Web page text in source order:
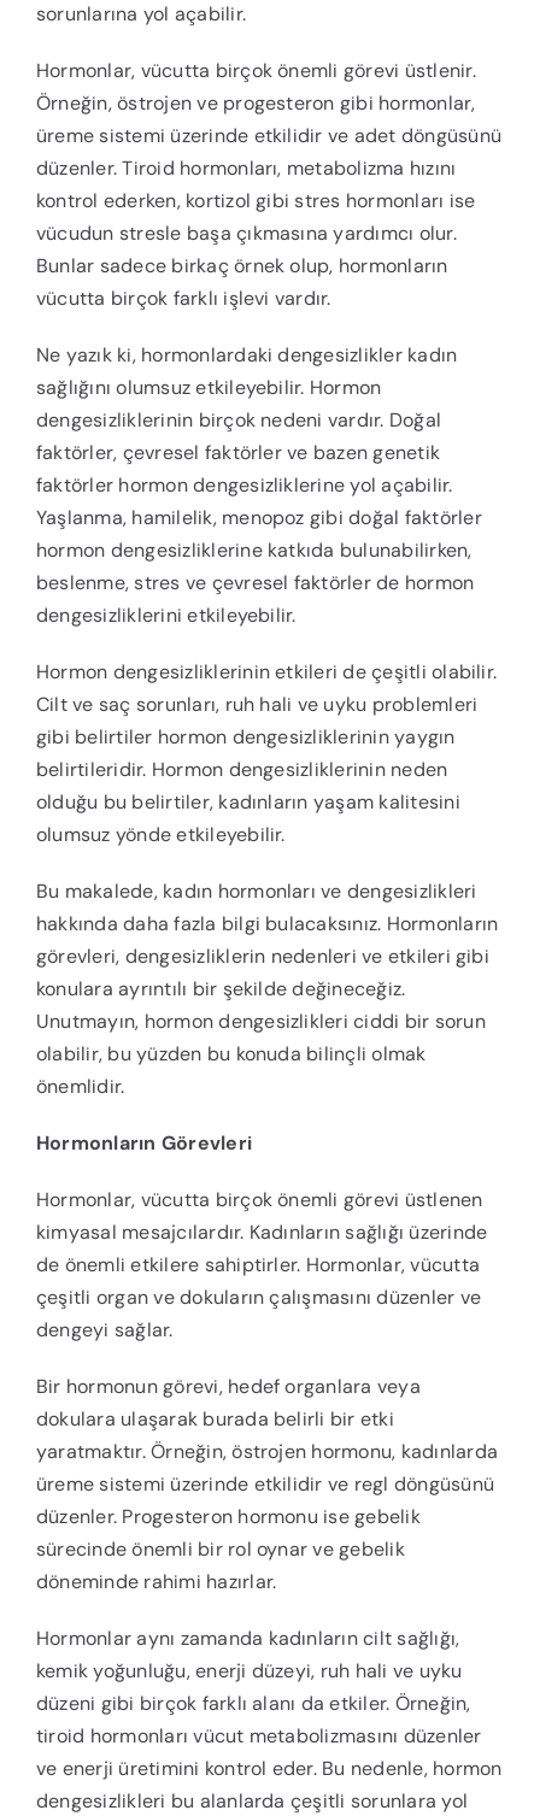
sorunlarına yol açabilir.
Hormonlar, vücutta birçok önemli görevi üstlenir.
Örneğin, östrojen ve progesteron gibi hormonlar,
üreme sistemi üzerinde etkilidir ve adet döngüsünü
düzenler. Tiroid hormonları, metabolizma hızını
kontrol ederken, kortizol gibi stres hormonları ise
vücudun stresle başa çıkmasına yardımcı olur.
Bunlar sadece birkaç örnek olup, hormonların
vücutta birçok farklı işlevi vardır.
Ne yazık ki, hormonlardaki dengesizlikler kadın
sağlığını olumsuz etkileyebilir. Hormon
dengesizliklerinin birçok nedeni vardır. Doğal
faktörler, çevresel faktörler ve bazen genetik
faktörler hormon dengesizliklerine yol açabilir.
Yaşlanma, hamilelik, menopoz gibi doğal faktörler
hormon dengesizliklerine katkıda bulunabilirken,
beslenme, stres ve çevresel faktörler de hormon
dengesizliklerini etkileyebilir.
Hormon dengesizliklerinin etkileri de çeşitli olabilir.
Cilt ve saç sorunları, ruh hali ve uyku problemleri
gibi belirtiler hormon dengesizliklerinin yaygın
belirtileridir. Hormon dengesizliklerinin neden
olduğu bu belirtiler, kadınların yaşam kalitesini
olumsuz yönde etkileyebilir.
Bu makalede, kadın hormonları ve dengesizlikleri
hakkında daha fazla bilgi bulacaksınız. Hormonların
görevleri, dengesizliklerin nedenleri ve etkileri gibi
konulara ayrıntılı bir şekilde değineceğiz.
Unutmayın, hormon dengesizlikleri ciddi bir sorun
olabilir, bu yüzden bu konuda bilinçli olmak
önemlidir.
Hormonların Görevleri
Hormonlar, vücutta birçok önemli görevi üstlenen
kimyasal mesajcılardır. Kadınların sağlığı üzerinde
de önemli etkilere sahiptirler. Hormonlar, vücutta
çeşitli organ ve dokuların çalışmasını düzenler ve
dengeyi sağlar.
Bir hormonun görevi, hedef organlara veya
dokulara ulaşarak burada belirli bir etki
yaratmaktır. Örneğin, östrojen hormonu, kadınlarda
üreme sistemi üzerinde etkilidir ve regl döngüsünü
düzenler. Progesteron hormonu ise gebelik
sürecinde önemli bir rol oynar ve gebelik
döneminde rahimi hazırlar.
Hormonlar aynı zamanda kadınların cilt sağlığı,
kemik yoğunluğu, enerji düzeyi, ruh hali ve uyku
düzeni gibi birçok farklı alanı da etkiler. Örneğin,
tiroid hormonları vücut metabolizmasını düzenler
ve enerji üretimini kontrol eder. Bu nedenle, hormon
dengesizlikleri bu alanlarda çeşitli sorunlara yol